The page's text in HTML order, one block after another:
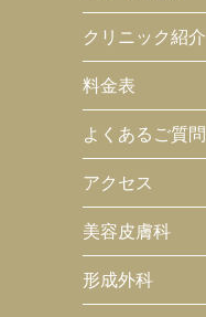
クリニック紹介
料金表
よくあるご質問
アクセス
美容皮膚科
形成外科